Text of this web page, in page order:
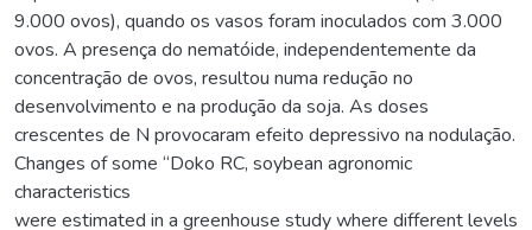
9.000 ovos), quando os vasos foram inoculados com 3.000
ovos. A presença do nematóide, independentemente da
concentração de ovos, resultou numa redução no
desenvolvimento e na produção da soja. As doses
crescentes de N provocaram efeito depressivo na nodulação.
Changes of some “Doko RC, soybean agronomic
characteristics
were estimated in a greenhouse study where different levels